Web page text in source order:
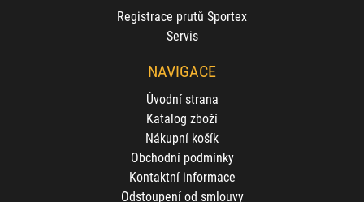
Registrace prutů Sportex
Servis
NAVIGACE
Úvodní strana
Katalog zboží
Nákupní košík
Obchodní podmínky
Kontaktní informace
Odstoupení od smlouvy